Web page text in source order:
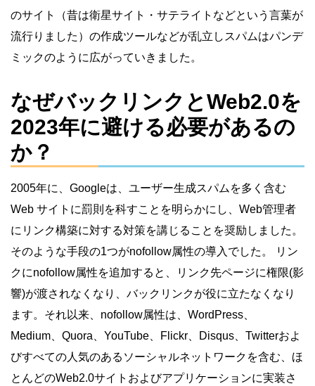
のサイト（昔は衛星サイト・サテライトなどという言葉が
流行りました）の作成ツールなどが乱立しスパムはパンデ
ミックのように広がっていきました。
なぜバックリンクとWeb2.0を
2023年に避ける必要があるの
か？
2005年に、Googleは、ユーザー生成スパムを多く含む
Web サイトに罰則を科すことを明らかにし、Web管理者
にリンク構築に対する対策を講じることを奨励しました。
そのような手段の1つがnofollow属性の導入でした。 リン
クにnofollow属性を追加すると、リンク先ページに権限(影
響)が渡されなくなり、バックリンクが役に立たなくなり
ます。それ以来、nofollow属性は、WordPress、
Medium、Quora、YouTube、Flickr、Disqus、Twitterおよ
びすべての人気のあるソーシャルネットワークを含む、ほ
とんどのWeb2.0サイトおよびアプリケーションに実装さ